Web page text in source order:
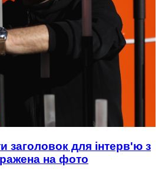
заголовок для інтерв'ю з
на фото